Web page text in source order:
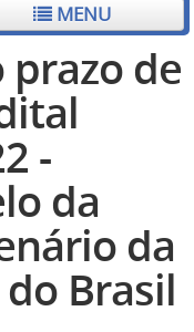
MENU
prazo de
-
da
da
Brasil